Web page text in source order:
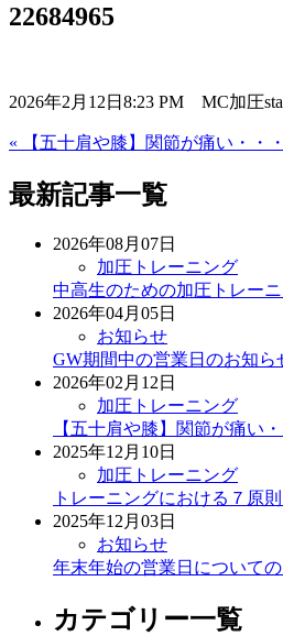
22684965
2026年2月12日8:23 PM MC加圧
« 【五十肩や膝】関節が痛い・・
最新記事一覧
2026年08月07日
加圧トレーニング
中高生のための加圧トレー
2026年04月05日
お知らせ
GW期間中の営業日のお知ら
2026年02月12日
加圧トレーニング
【五十肩や膝】関節が痛い
2025年12月10日
加圧トレーニング
トレーニングにおける７原
2025年12月03日
お知らせ
年末年始の営業日について
カテゴリー一覧